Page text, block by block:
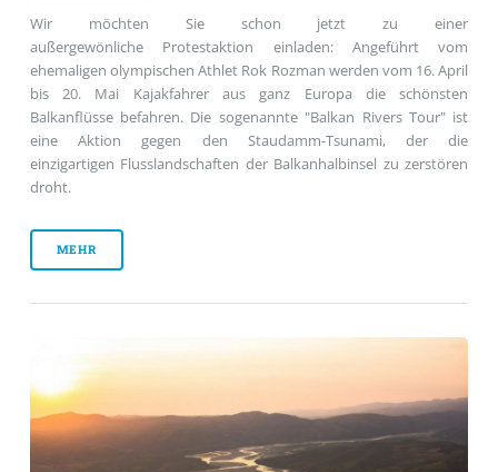
Wir möchten Sie schon jetzt zu einer
außergewönliche Protestaktion einladen: Angeführt vom
ehemaligen olympischen Athlet Rok Rozman werden vom 16. April
bis 20. Mai Kajakfahrer aus ganz Europa die schönsten
Balkanflüsse befahren. Die sogenannte "Balkan Rivers Tour" ist
eine Aktion gegen den Staudamm-Tsunami, der die
einzigartigen Flusslandschaften der Balkanhalbinsel zu zerstören
droht.
MEHR